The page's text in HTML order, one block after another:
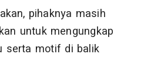
pihaknya masih
untuk mengungkap
serta motif di balik